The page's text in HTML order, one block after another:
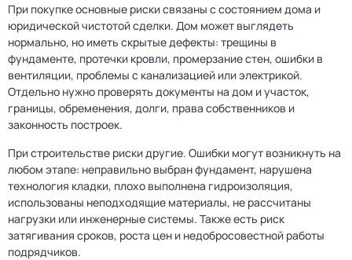
При покупке основные риски связаны с состоянием дома и
юридической чистотой сделки. Дом может выглядеть
нормально, но иметь скрытые дефекты: трещины в
фундаменте, протечки кровли, промерзание стен, ошибки в
вентиляции, проблемы с канализацией или электрикой.
Отдельно нужно проверять документы на дом и участок,
границы, обременения, долги, права собственников и
законность построек.
При строительстве риски другие. Ошибки могут возникнуть на
любом этапе: неправильно выбран фундамент, нарушена
технология кладки, плохо выполнена гидроизоляция,
использованы неподходящие материалы, не рассчитаны
нагрузки или инженерные системы. Также есть риск
затягивания сроков, роста цен и недобросовестной работы
подрядчиков.